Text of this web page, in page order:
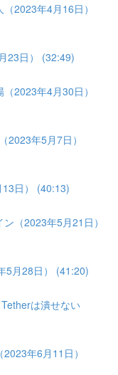
2023年4月16日）
23日） (32:49)
2023年4月30日）
年5月7日）
日） (40:13)
（2023年5月21日）
5月28日） (41:20)
は潰せない
年6月11日）